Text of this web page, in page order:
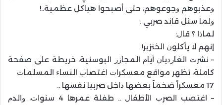
ﻭﻋﺬﺑﻮﻫﻢ ﻭﺟﻮﻋﻮﻫﻢ، ﺣﺘﻰ ﺃﺻﺒﺤﻮﺍ ﻫﻴﺎﻛﻞ ﻋﻈﻤﻴﺔ..!
ﻭﻟﻤﺎ ﺳﺌﻞ ﻗﺎﺋﺪ ﺻﺮﺑﻲ :
ﻟﻤﺎﺫﺍ ؟ ﻗﺎﻝ:
ﺇﻧﻬﻢ ﻻ ﻳﺄﻛﻠﻮﻥ ﺍﻟﺨﻨﺰﻳﺮ!
– ﻧﺸﺮﺕ ﺍﻟﻐﺎﺭﺩﻳﺎﻥ ﺃﻳﺎﻡ ﺍﻟﻤﺠﺎﺯﺭ ﺍﻟﺒﻮﺳﻨﻴﺔ، ﺧﺮﻳﻄﺔ ﻋﻠﻰ ﺻﻔﺤﺔ
ﻛﺎﻣﻠﺔ، تظهر ﻣﻮﺍﻗﻊ ﻣﻌﺴﻜﺮﺍﺕ ﺍﻏﺘﺼﺎﺏ ﺍﻟﻨﺴﺎﺀ ﺍﻟﻤﺴﻠﻤﺎﺕ
17 ﻣﻌﺴﻜﺮﺍً ﺿﺨﻤﺎً ﺑﻌﻀﻬﺎ ﺩﺍﺧﻞ ﺻﺮﺑﻴﺎ ﻧﻔﺴﻬﺎ ..
– ﺍﻏﺘﺼﺐ ﺍﻟﺼﺮﺏ ﺍﻷﻃﻔﺎﻝ .. ﻃﻔﻠﺔ ﻋﻤﺮﻫﺎ 4 ﺳﻨﻮﺍﺕ، ﻭﺍﻟﺪﻡ